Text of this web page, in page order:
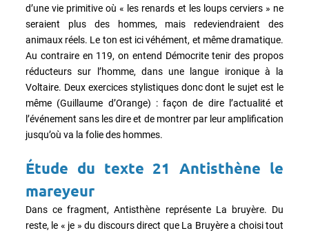
d’une vie primitive où « les renards et les loups cerviers » ne
seraient plus des hommes, mais redeviendraient des
animaux réels. Le ton est ici véhément, et même dramatique.
Au contraire en 119, on entend Démocrite tenir des propos
réducteurs sur l’homme, dans une langue ironique à la
Voltaire. Deux exercices stylistiques donc dont le sujet est le
même (Guillaume d’Orange) : façon de dire l’actualité et
l’événement sans les dire et de montrer par leur amplification
jusqu’où va la folie des hommes.
Étude du texte 21 Antisthène le
mareyeur
Dans ce fragment, Antisthène représente La bruyère. Du
reste, le « je » du discours direct que La Bruyère a choisi tout